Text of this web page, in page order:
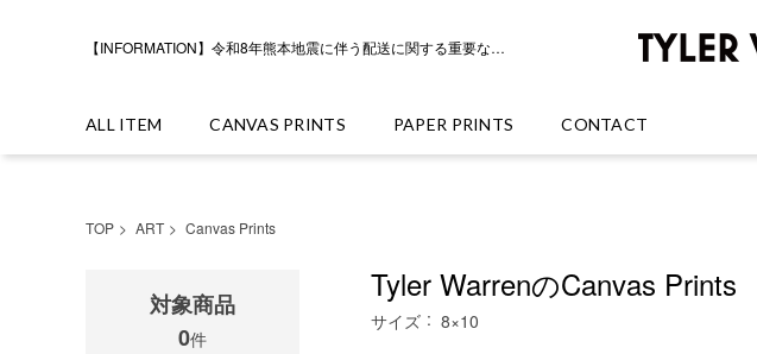
【INFORMATION】令和8年熊本地震に伴う配送に関する重要なお知らせ
ALL ITEM CANVAS PRINTS PAPER PRINTS CONTACT
TOP ART Canvas Prints
対象商品
0件
Tyler WarrenのCanvas Prints
サイズ 8×10